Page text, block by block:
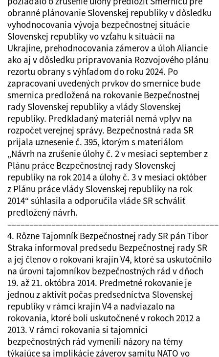
obranné plánovanie Slovenskej republiky v dôsledku
vyhodnocovania vývoja bezpečnostnej situácie
Slovenskej republiky vo vzťahu k situácii na
Ukrajine, prehodnocovania zámerov a úloh Aliancie
ako aj v dôsledku pripravovania Rozvojového plánu
rezortu obrany s výhľadom do roku 2024. Po
zapracovaní uvedených prvkov do smernice bude
smernica predložená na rokovanie Bezpečnostnej
rady Slovenskej republiky a vlády Slovenskej
republiky. Predkladaný materiál nemá vplyv na
rozpočet verejnej správy. Bezpečnostná rada SR
prijala uznesenie č. 395, ktorým s materiálom
„Návrh na zrušenie úlohy č. 2 v mesiaci september z
Plánu práce Bezpečnostnej rady Slovenskej
republiky na rok 2014 a úlohy č. 3 v mesiaci október
z Plánu práce vlády Slovenskej republiky na rok
2014“ súhlasila a odporučila vláde SR schváliť
predložený návrh.
4. Rôzne Tajomník Bezpečnostnej rady SR pán Tibor
Straka informoval predsedu Bezpečnostnej rady SR
a jej členov o rokovaní krajín V4, ktoré sa uskutočnilo
na úrovni tajomníkov bezpečnostných rád v dňoch
19. až 21. októbra 2014. Predmetné rokovanie je
jednou z aktivít počas predsedníctva Slovenskej
republiky v rámci krajín V4 a nadviazalo na
rokovania, ktoré boli uskutočnené v rokoch 2012 a
2013. V rámci rokovania si tajomníci
bezpečnostných rád vymenili názory na témy
týkajúce sa implikácie záverov samitu NATO vo